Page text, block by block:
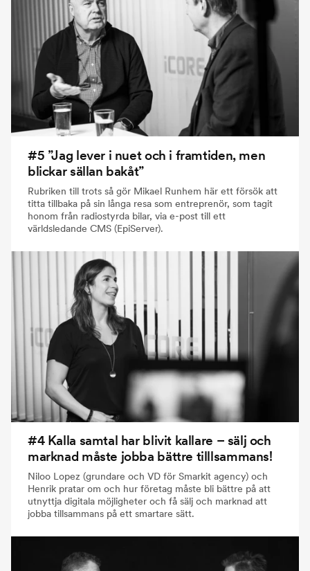
#5 ”Jag lever i nuet och i framtiden, men
blickar sällan bakåt”
Rubriken till trots så gör Mikael Runhem här ett försök att
titta tillbaka på sin långa resa som entreprenör, som tagit
honom från radiostyrda bilar, via e-post till ett
världsledande CMS (EpiServer).
#4 Kalla samtal har blivit kallare – sälj och
marknad måste jobba bättre tilllsammans!
Niloo Lopez (grundare och VD för Smarkit agency) och
Henrik pratar om och hur företag måste bli bättre på att
utnyttja digitala möjligheter och få sälj och marknad att
jobba tillsammans på ett smartare sätt.